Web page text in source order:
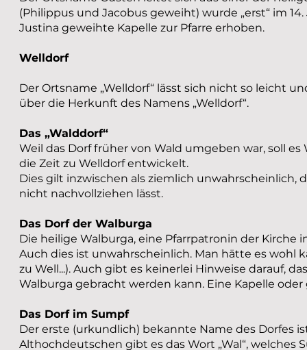
(Philippus und Jacobus geweiht) wurde „erst“ im
Justina geweihte Kapelle zur Pfarre erhoben.
Welldorf
Der Ortsname „Welldorf“ lässt sich nicht so leicht
über die Herkunft des Namens „Welldorf“.
Das „Walddorf“
Weil das Dorf früher von Wald umgeben war, soll
die Zeit zu Welldorf entwickelt.
Dies gilt inzwischen als ziemlich unwahrscheinlich,
nicht nachvollziehen lässt.
Das Dorf der Walburga
Die heilige Walburga, eine Pfarrpatronin der Kirche
Auch dies ist unwahrscheinlich. Man hätte es wohl
zu Well...). Auch gibt es keinerlei Hinweise darauf,
Walburga gebracht werden kann. Eine Kapelle
Das Dorf im Sumpf
Der erste (urkundlich) bekannte Name des Dorfes
Althochdeutschen gibt es das Wort „Wal“,